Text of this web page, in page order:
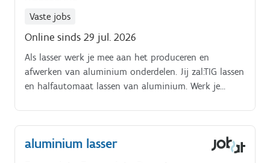
Vaste jobs
Online sinds 29 jul. 2026
Als lasser werk je mee aan het produceren en
afwerken van aluminium onderdelen. Jij zal:TIG lassen
en halfautomaat lassen van aluminium. Werk je
met TIG of halfautomaat lassen?
aluminium lasser